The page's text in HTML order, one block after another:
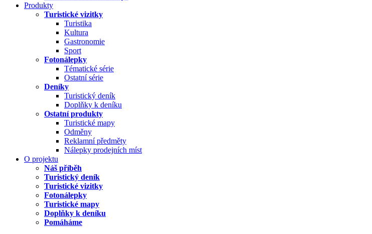
Produkty
Turistické vizitky
Turistika
Kultura
Gastronomie
Sport
Fotonálepky
Tématické série
Ostatní série
Deníky
Turistický deník
Doplňky k deníku
Ostatní produkty
Turistické mapy
Odměny
Reklamní předměty
Nálepky prodejních míst
O projektu
Náš příběh
Turistický deník
Turistické vizitky
Fotonálepky
Turistické mapy
Doplňky k deníku
Pomáháme